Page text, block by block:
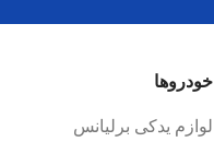
خودروها
لوازم یدکی برلیانس